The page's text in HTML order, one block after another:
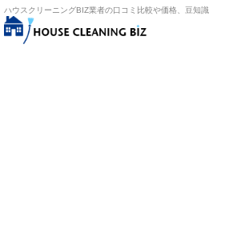
ハウスクリーニングBIZ業者の口コミ比較や価格、豆知識